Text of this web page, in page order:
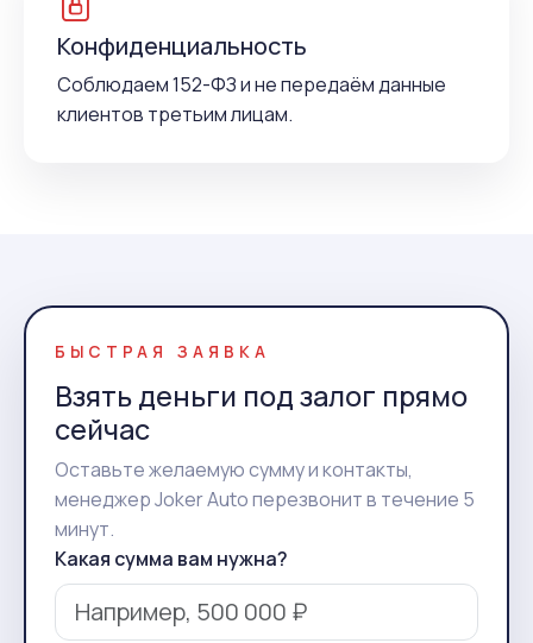
Конфиденциальность
Соблюдаем 152-ФЗ и не передаём данные
клиентов третьим лицам.
БЫСТРАЯ ЗАЯВКА
Взять деньги под залог прямо
сейчас
Оставьте желаемую сумму и контакты,
менеджер Joker Auto перезвонит в течение 5
минут.
Какая сумма вам нужна?